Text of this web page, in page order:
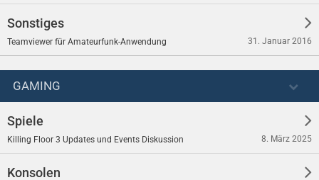
Sonstiges
Teamviewer für Amateurfunk-Anwendung 31. Januar 2016
GAMING
Spiele
Killing Floor 3 Updates und Events Diskussion 8. März 2025
Konsolen